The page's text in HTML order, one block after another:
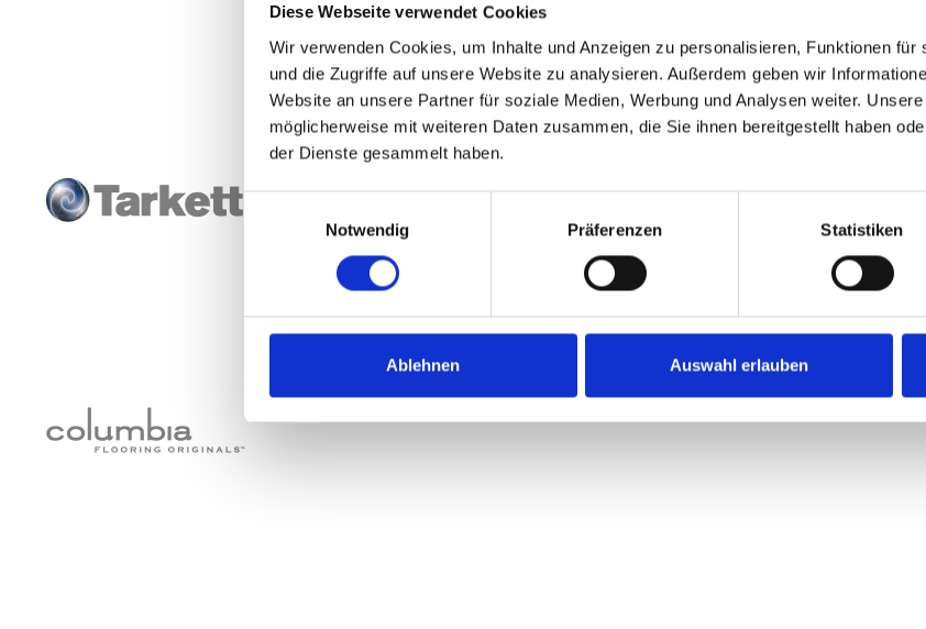
Diese Webseite verwendet Cookies
Wir verwenden Cookies, um Inhalte und Anzeigen zu personalisieren, Funktionen für
und die Zugriffe auf unsere Website zu analysieren. Außerdem geben wir
Website an unsere Partner für soziale Medien, Werbung und Analysen weiter.
möglicherweise mit weiteren Daten zusammen, die Sie ihnen bereitgestellt haben
der Dienste gesammelt haben.
Notwendig
Präferenzen Statistiken
Ablehnen Auswahl erlauben